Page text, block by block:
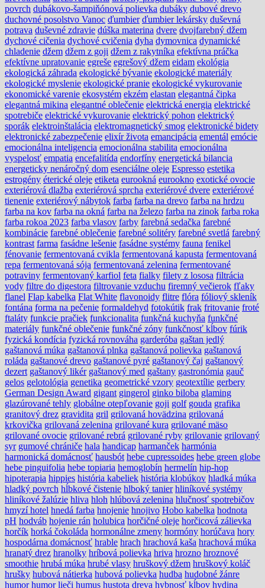
povrch dubákovo-šampiňónová polievka dubáky dubové drevo
duchovné posolstvo Vanoc ďumbier ďumbier lekársky duševná
potrava duševné zdravie dúška materina dvere dvojfarebný džem
dychové cičenia dychové cvičenia dyha dymovnica dynamické
chladenie džem džem z goji džem z rakytníka efektívna práčka
efektívne upratovanie egreše egrešový džem eidam ekológia
ekologická záhrada ekologické bývanie ekologické materiály
ekologické myslenie ekologické pranie ekologické vykurovanie
ekonomické varenie ekosystém ekzém elastan elegantná čipka
elegantná mikina elegantné oblečenie elektrická energia elektrické
spotrebiče elektrické vykurovanie elektrický pohon elektrický
sporák elektroinštalácia elektromagnetický smog elektronické bidety
elektronické zabezpečenie elixír života emancipácia ementál emócie
emocionálna inteligencia emocionálna stabilita emocionálna
vyspelosť empatia encefalitída endorfíny energetická bilancia
energeticky nenáročný dom esenciálne oleje Espresso estetika
estrogény éterické oleje etiketa eurookná eurookno exotické ovocie
exteriérová dlažba exteriérová sprcha exteriérové dvere exteriérové
tienenie exteriérový nábytok farba farba na drevo farba na hrdzu
farba na kov farba na okná farba na železo farba na zinok farba roka
farba rokoa 2023 farba vlasov farby farebná sedačka farebné
kombinácie farebné oblečenie farebné solitéry farebné svetlá farebný
kontrast farma fasádne lešenie fasádne systémy fauna fenikel
fénovanie fermentovaná cvikla fermentovaná kapusta fermentovaná
repa fermentovaná sója fermentovaná zelenina fermentované
potraviny fermentovaný karfiol feta fialky filety z lososa filtrácia
vody filtre do digestora filtrovanie vzduchu firemný večierok fľaky
flanel Flap kabelka Flat White flavonoidy flitre flóra fóliový skleník
fontána forma na pečenie formaldehyd fotokútik frak fritovanie froté
ftaláty funkcie pračiek funkcionalita funkčná kuchyňa funkčné
materiály funkčné oblečenie funkčné zóny funkčnosť kĺbov fúrik
fyzická kondícia fyzická rovnováha garderóba gaštan jedlý
gaštanová múka gaštanová plnka gaštanová polievka gaštanová
roláda gaštanové drevo gaštanové pyré gaštanový čaj gaštanový
dezert gaštanový likér gaštanový med gaštany gastronómia gauč
gelos gelotológia genetika geometrické vzory geotextílie gerbery
German Design Award gigant gingerol ginko biloba glaming
glazúrované tehly globálne otepľovanie goji golf gouda grafika
granitový drez gravidita gril grilovaná hovädzina grilovaná
krkovička grilovaná zelenina grilované kura grilované mäso
grilované ovocie grilované rebrá grilované ryby grilovanie grilovaný
syr gumové chrániče hala handicap harmanček harmónia
harmonická domácnosť hausbót hebe cupressoides hebe green globe
hebe pinguifolia hebe topiaria hemoglobín hermelín hip-hop
hipoterapia hippies história kabeliek história klobúkov hladká múka
hladký povrch hĺbkové čistenie hlboký tanier hliníkové systémy
hliníkové žalúzie hliva hloh hlúbová zelenina hlučnosť spotrebičov
hmyzí hotel hnedá farba hnojenie hnojivo Hobo kabelka hodnota
pH hodváb hojenie rán holubica horčičné oleje horčicová zálievka
horčík horká čokoláda hormonálne zmeny hormóny horúčava hory
hospodárna domácnosť hrable hrach hrachová kaša hrachová múka
hranatý drez hranolky hríbová polievka hriva hrozno hroznové
smoothie hrubá múka hrubé vlasy hruškový džem hruškový koláč
hrušky hubová nátierka hubová polievka hudba hudobné žánre
humor humor lieči humus hustota dreva hybnosť kĺbov hydina